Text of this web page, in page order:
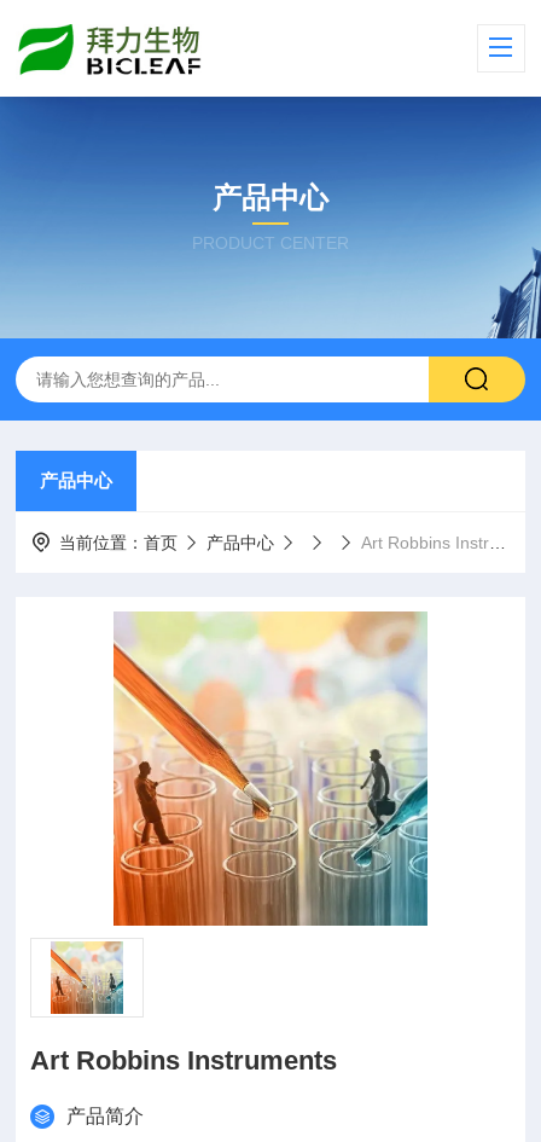
产品中心
PRODUCT CENTER
产品中心
当前位置：首页 产品中心 Art Robbins Instruments
Art Robbins Instruments
产品简介